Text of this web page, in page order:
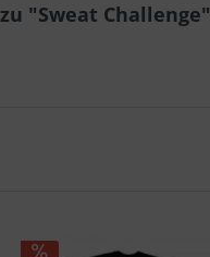
"Sweat Challenge"